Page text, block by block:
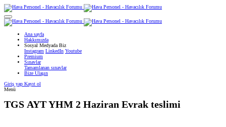
Ana sayfa
Hakkımızda
Sosyal Medyada Biz
Instagram LinkedIn Youtube
Premium
Sınavlar
Tamamlanan sınavlar
Bize Ulaşın
Giriş yap Kayıt ol
Menü
TGS AYT YHM 2 Haziran Evrak teslimi